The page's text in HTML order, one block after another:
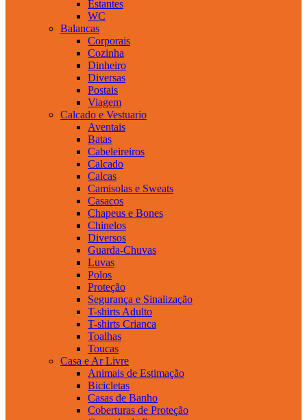
Estantes
WC
Balancas
Corporais
Cozinha
Dinheiro
Diversas
Postais
Viagem
Calcado e Vestuario
Aventais
Batas
Cabeleireiros
Calcado
Calcas
Camisolas e Sweats
Casacos
Chapeus e Bones
Chinelos
Diversos
Guarda-Chuvas
Luvas
Polos
Proteção
Segurança e Sinalização
T-shirts Adulto
T-shirts Crianca
Toalhas
Toucas
Casa e Ar Livre
Animais de Estimação
Bicicletas
Casas de Banho
Coberturas de Proteção